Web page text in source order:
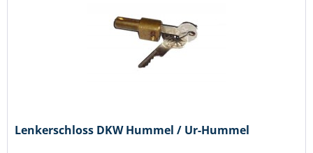
Lenkerschloss DKW Hummel / Ur-Hummel